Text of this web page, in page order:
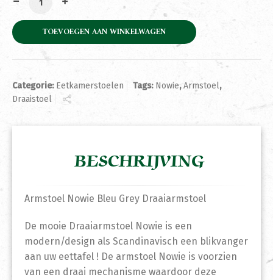
TOEVOEGEN AAN WINKELWAGEN
Categorie: Eetkamerstoelen Tags: Nowie,Armstoel,
Draaistoel
BESCHRIJVING
Armstoel Nowie Bleu Grey Draaiarmstoel
De mooie Draaiarmstoel Nowie is een
modern/design als Scandinavisch een blikvanger
aan uw eettafel ! De armstoel Nowie is voorzien
van een draai mechanisme waardoor deze